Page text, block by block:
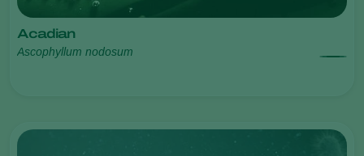
Acadian
Ascophyllum nodosum